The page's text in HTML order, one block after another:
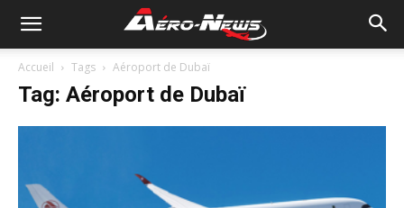
Accueil Tags Aéroport de Dubaï
Tag: Aéroport de Dubaï